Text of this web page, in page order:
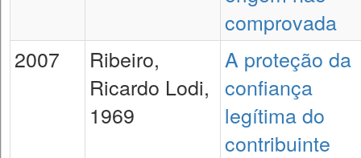
comprovada
2007
Ribeiro,
Ricardo Lodi,
1969
A proteção da
confiança
legítima do
contribuinte